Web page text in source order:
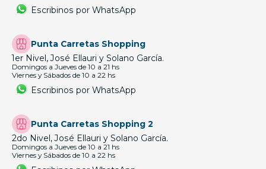
Escribinos por WhatsApp
Punta Carretas Shopping
1er Nivel, José Ellauri y Solano García.
Domingos a Jueves de 10 a 21 hs
Viernes y Sábados de 10 a 22 hs
Escribinos por WhatsApp
Punta Carretas Shopping 2
2do Nivel, José Ellauri y Solano García.
Domingos a Jueves de 10 a 21 hs
Viernes y Sábados de 10 a 22 hs